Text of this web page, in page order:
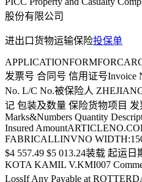
股份有限公司
进出口货物运输保险投保单
发票号 合同号 信用证号Invoice
No. L/C No.被保险人
记 包装及数量 保险货物项目
Marks&Numbers Quantity
Insured
FABRICALLINVNO
$4 557.49 $5 013.24装载 起运
KOTA KAMIL V.KMI007
LossIf Any Payable at